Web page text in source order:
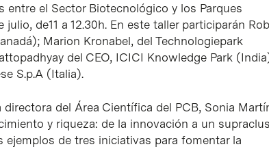
entre el Sector Biotecnológico y los Parques
de11 a 12.30h. En este taller participarán
Marion Kronabel, del Technologiepark
del CEO, ICICI Knowledge Park
S.p.A (Italia).
del Área Científica del PCB, Sonia
y riqueza: de la innovación a un
ejemplos de tres iniciativas para fomentar la